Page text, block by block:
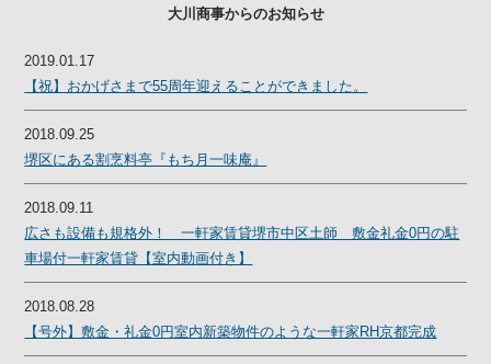
大川商事からのお知らせ
2019.01.17
【祝】おかげさまで55周年迎えることができました。
2018.09.25
堺区にある割烹料亭『もち月一味庵』
2018.09.11
広さも設備も規格外！ 一軒家賃貸堺市中区土師 敷金礼金0円の駐
車場付一軒家賃貸【室内動画付き】
2018.08.28
【号外】敷金・礼金0円室内新築物件のような一軒家RH京都完成